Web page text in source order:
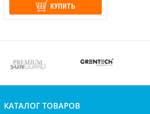
КУПИТЬ
КАТАЛОГ ТОВАРОВ